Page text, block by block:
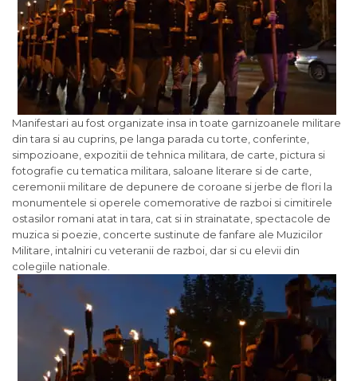
Manifestari au fost organizate insa in toate garnizoanele militare
din tara si au cuprins, pe langa parada cu torte, conferinte,
simpozioane, expozitii de tehnica militara, de carte, pictura si
fotografie cu tematica militara, saloane literare si de carte,
ceremonii militare de depunere de coroane si jerbe de flori la
monumentele si operele comemorative de razboi si cimitirele
ostasilor romani atat in tara, cat si in strainatate, spectacole de
muzica si poezie, concerte sustinute de fanfare ale Muzicilor
Militare, intalniri cu veteranii de razboi, dar si cu elevii din
colegiile nationale.